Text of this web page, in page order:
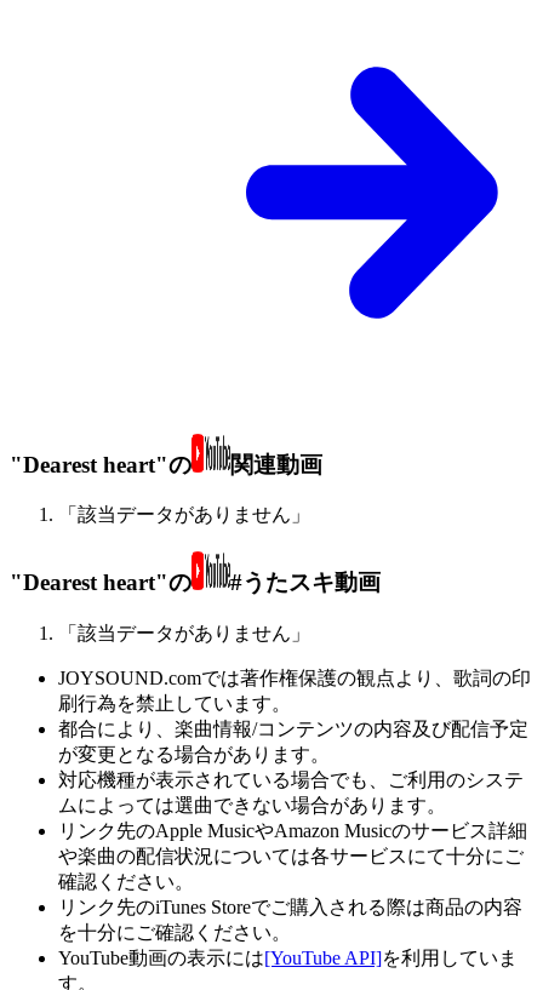
"Dearest heart"の 関連動画
「該当データがありません」
"Dearest heart"の #うたスキ動画
「該当データがありません」
JOYSOUND.comでは著作権保護の観点より、歌詞の印
刷行為を禁止しています。
都合により、楽曲情報/コンテンツの内容及び配信予定
が変更となる場合があります。
対応機種が表示されている場合でも、ご利用のシステ
ムによっては選曲できない場合があります。
リンク先のApple MusicやAmazon Musicのサービス詳細
や楽曲の配信状況については各サービスにて十分にご
確認ください。
リンク先のiTunes Storeでご購入される際は商品の内容
を十分にご確認ください。
YouTube動画の表示には[YouTube API]を利用していま
す。